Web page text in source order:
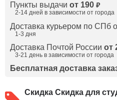
Пункты выдачи от 190 ₽
2-14 дней в зависимости от города
Доставка курьером по СПб
1-3 дня
Доставка Почтой России от
3-21 день в зависимости от города
Бесплатная доставка
Скидка Скидка для